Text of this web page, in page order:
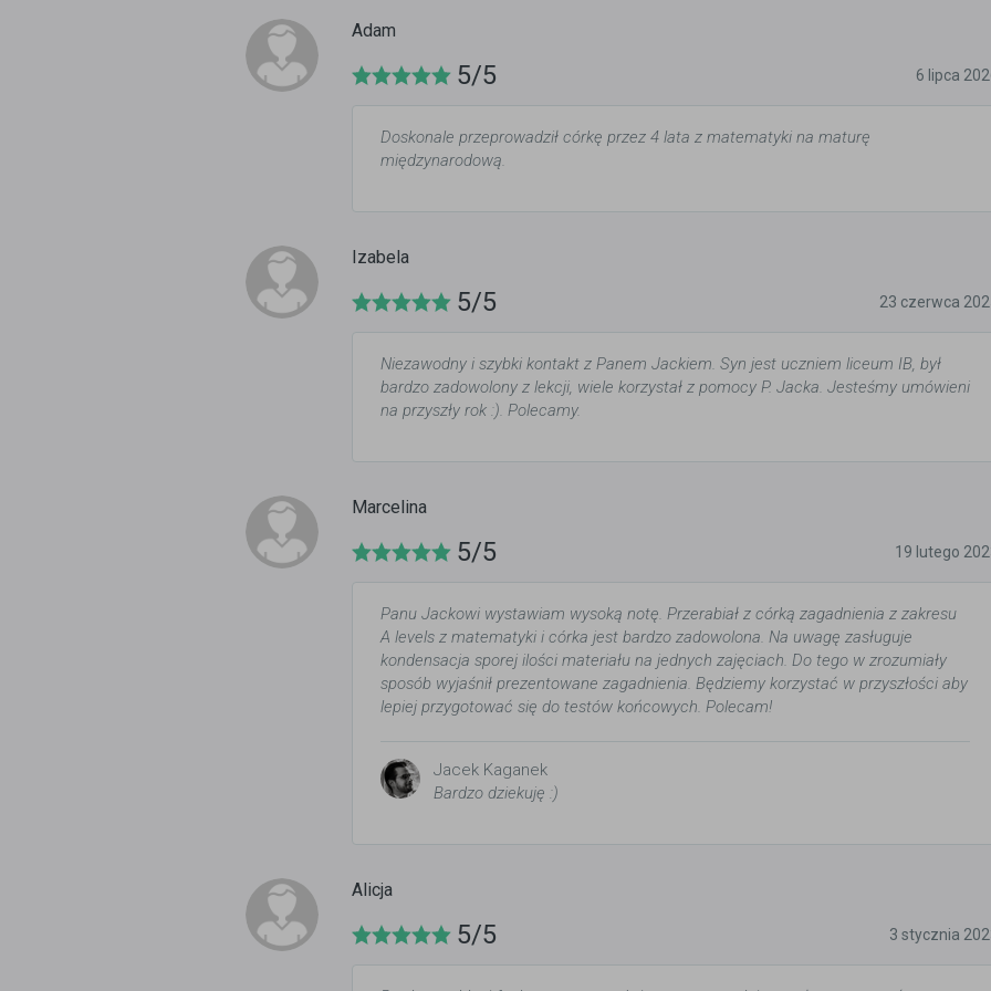
Adam
5/5 6 lipca
Doskonale przeprowadził córkę przez 4 lata z matematyki na maturę
międzynarodową.
Izabela
5/5 23 czerwca
Niezawodny i szybki kontakt z Panem Jackiem. Syn jest uczniem liceum IB, był
bardzo zadowolony z lekcji, wiele korzystał z pomocy P. Jacka. Jesteśmy umówieni
na przyszły rok :). Polecamy.
Marcelina
5/5 19 lutego
Panu Jackowi wystawiam wysoką notę. Przerabiał z córką zagadnienia z zakresu
A levels z matematyki i córka jest bardzo zadowolona. Na uwagę zasługuje
kondensacja sporej ilości materiału na jednych zajęciach. Do tego w zrozumiały
sposób wyjaśnił prezentowane zagadnienia. Będziemy korzystać w przyszłości aby
lepiej przygotować się do testów końcowych. Polecam!
Jacek Kaganek
Bardzo dziekuję :)
Alicja
5/5 3 stycznia